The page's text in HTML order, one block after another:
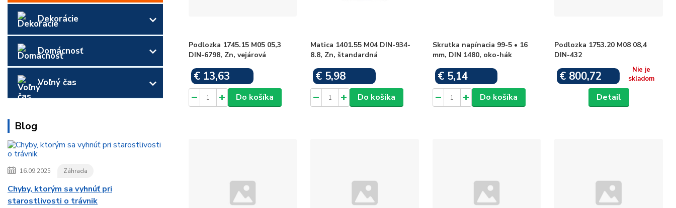
Dekorácie
Domácnosť
Voľný čas
Blog
16.09.2025 Záhrada
Chyby, ktorým sa vyhnúť pri
starostlivosti o trávnik
Podlozka 1745.15 M05 05,3
DIN-6798, Zn, vejárová
€ 13,63
Do košíka
Matica 1401.55 M04 DIN-934-
8.8, Zn, štandardná
€ 5,98
Do košíka
Skrutka napínacia 99-5 • 16
mm, DIN 1480, oko-hák
€ 5,14
Do košíka
Podlozka 1753.20 M08 08,4
DIN-432
€ 800,72
Nie je
skladom
Detail